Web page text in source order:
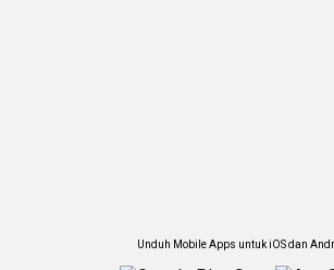
Unduh Mobile Apps untuk iOS dan